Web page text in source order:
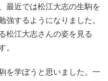
最近では松江大志の生駒を
強するようになりました。
松江大志さんの姿を見る
。
を学ぼうと思いました。一